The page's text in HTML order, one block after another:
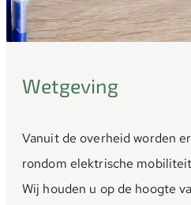
Wetgeving
Vanuit de overheid worden
rondom elektrische
Wij houden u op de hoogte